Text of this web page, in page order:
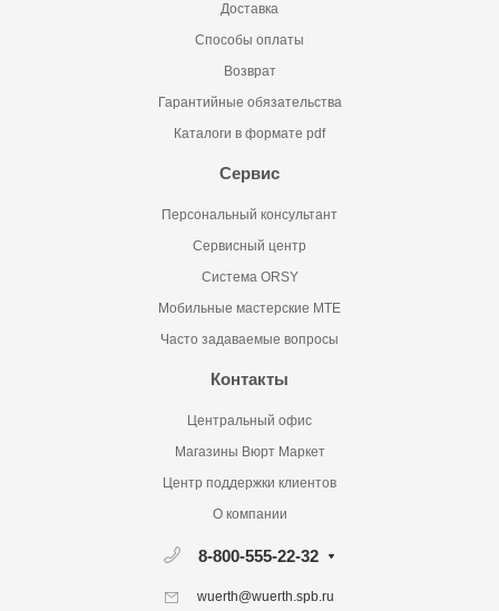
Доставка
Способы оплаты
Возврат
Гарантийные обязательства
Каталоги в формате pdf
Сервис
Персональный консультант
Сервисный центр
Система ORSY
Мобильные мастерские MTE
Часто задаваемые вопросы
Контакты
Центральный офис
Магазины Вюрт Маркет
Центр поддержки клиентов
О компании
8-800-555-22-32
wuerth@wuerth.spb.ru